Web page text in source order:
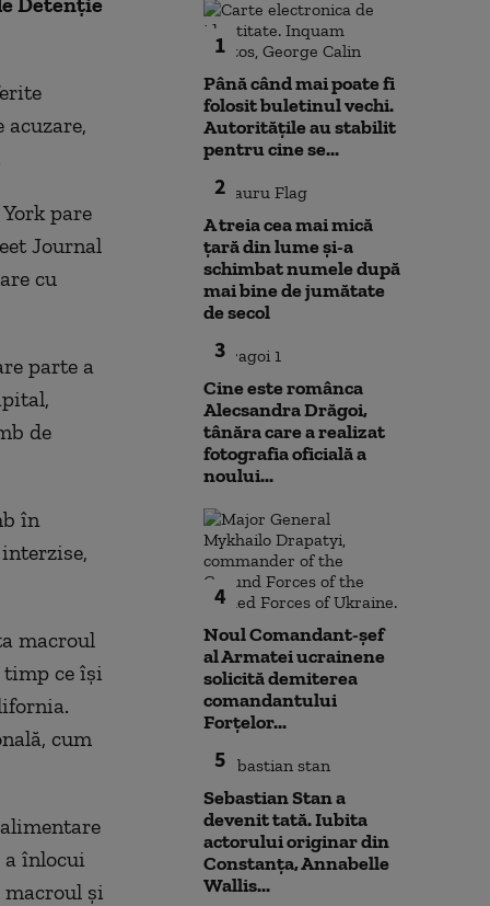
pare
Journal
cu
parte a
de
în
macroul
timp ce își
cum
a înlocui
macroul și
1
Până când mai poate fi
folosit buletinul vechi.
Autoritățile au stabilit
pentru cine se...
2
A treia cea mai mică
țară din lume și-a
schimbat numele după
mai bine de jumătate
de secol
3
Cine este românca
Alecsandra Drăgoi,
tânăra care a realizat
fotografia oficială a
noului...
4
Noul Comandant-șef
al Armatei ucrainene
solicită demiterea
comandantului
Forțelor...
5
Sebastian Stan a
devenit tată. Iubita
actorului originar din
Constanța, Annabelle
Wallis...